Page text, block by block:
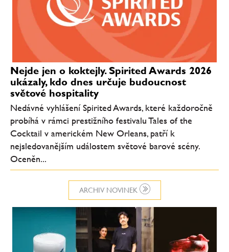
ARCHIV NOVINEK
Nejde jen o koktejly. Spirited Awards 2026
ukázaly, kdo dnes určuje budoucnost
světové hospitality
Nedávné vyhlášení Spirited Awards, které každoročně
probíhá v rámci prestižního festivalu Tales of the
Cocktail v americkém New Orleans, patří k
nejsledovanějším událostem světové barové scény.
Oceněn...